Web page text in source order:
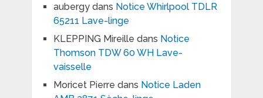
aubergydans Notice Whirlpool TDLR
65211 Lave-linge
KLEPPING Mireille dans Notice
Thomson TDW 60 WH Lave-
vaisselle
Moricet Pierre dans Notice Laden